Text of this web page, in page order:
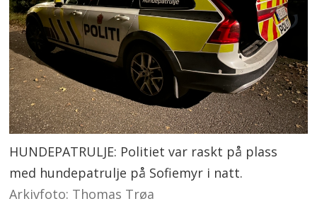
HUNDEPATRULJE: Politiet var raskt på plass
med hundepatrulje på Sofiemyr i natt.
Arkivfoto: Thomas Trøa